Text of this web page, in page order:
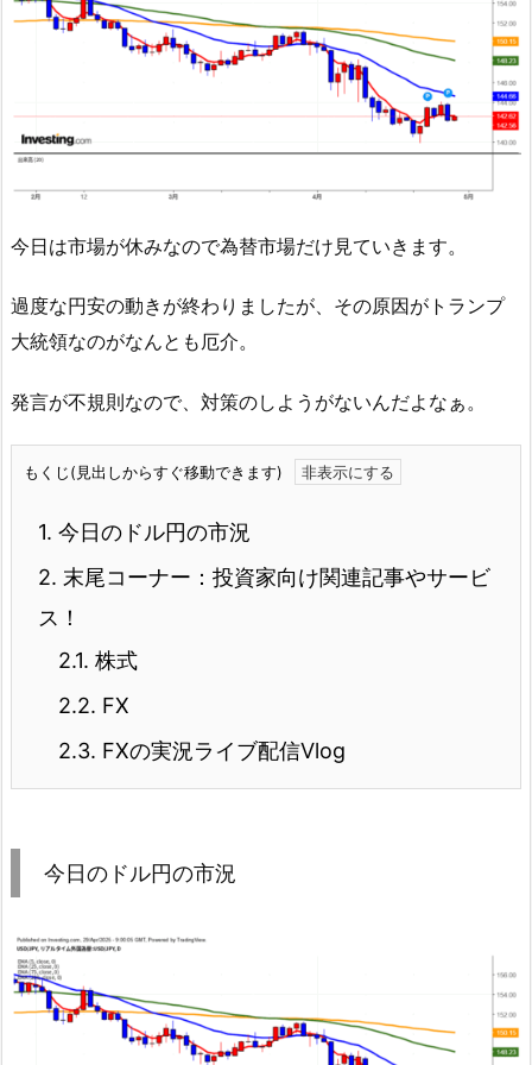
今日は市場が休みなので為替市場だけ見ていきます。
過度な円安の動きが終わりましたが、その原因がトランプ
大統領なのがなんとも厄介。
発言が不規則なので、対策のしようがないんだよなぁ。
もくじ(見出しからすぐ移動できます)
1. 今日のドル円の市況
2. 末尾コーナー：投資家向け関連記事やサービ
ス！
2.1. 株式
2.2. FX
2.3. FXの実況ライブ配信Vlog
今日のドル円の市況